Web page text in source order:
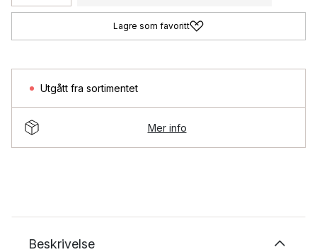
Lagre som favoritt
Utgått fra sortimentet
Mer info
Beskrivelse